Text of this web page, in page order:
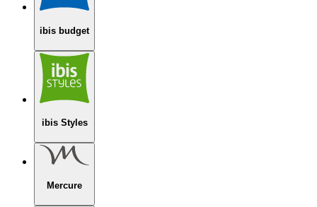
ibis budget
ibis Styles
Mercure